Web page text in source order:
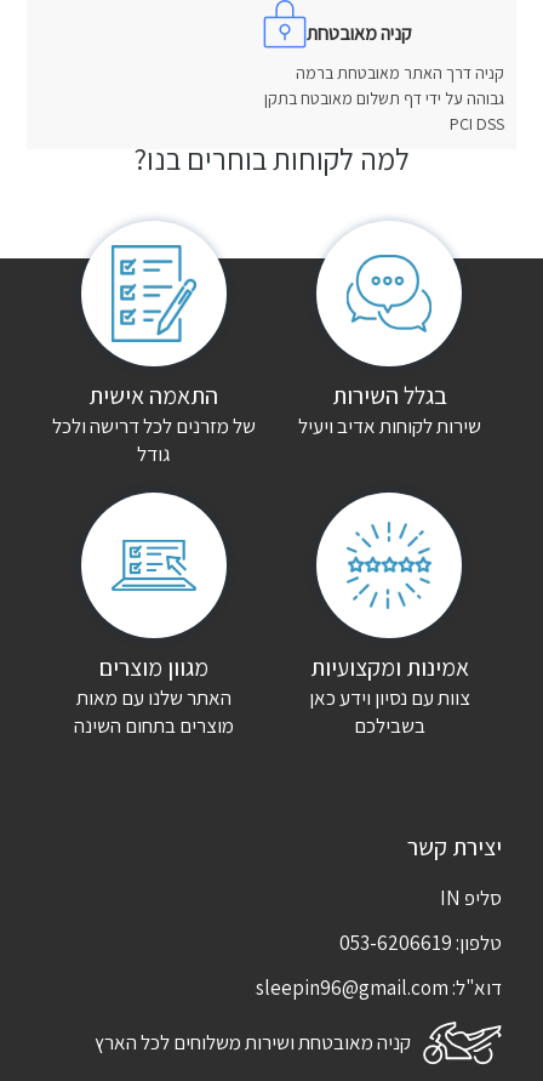
קניה מאובטחת
קניה דרך האתר מאובטחת ברמה
גבוהה על ידי דף תשלום מאובטח בתקן
PCI DSS
אין עדיין חוות דעת.
היה הראשון לכתוב סקירה “כורסאות טלוויזיה קימה חשמלית קיילי”
האימייל לא יוצג באתר.
שדות החובה מסומנים
שמור בדפדפן זה את השם, האימייל והאתר שלי לפעם הבאה שאגיב.
למה לקוחות בוחרים בנו?
בגלל השירות
שירות לקוחות אדיב ויעיל
התאמה אישית
של מזרנים לכל דרישה ולכל
גודל
אמינות ומקצועיות
צוות עם נסיון וידע כאן
בשבילכם
מגוון מוצרים
האתר שלנו עם מאות
מוצרים בתחום השינה
יצירת קשר
סליפ IN
טלפון:053-6206619
דוא"ל:sleepin96@gmail.com
קניה מאובטחת ושירות משלוחים לכל הארץ